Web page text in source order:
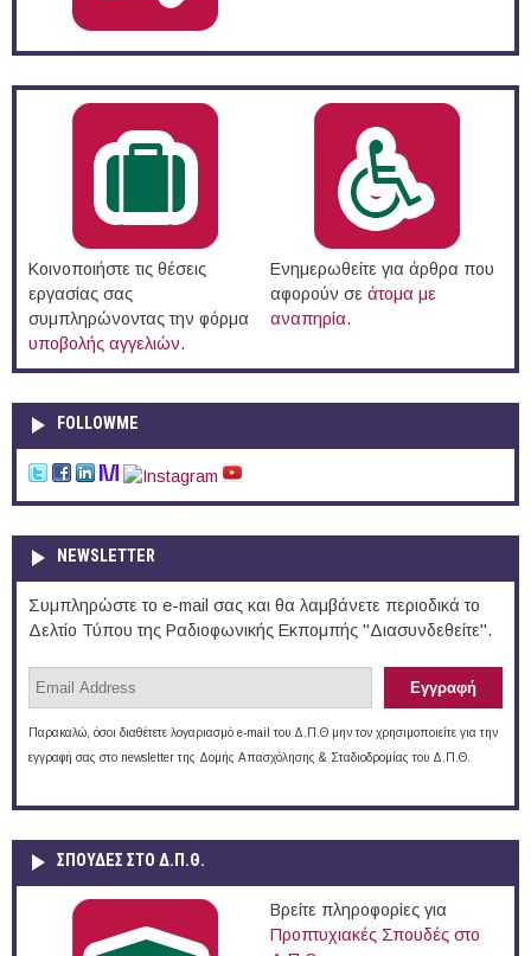
Κοινοποιήστε τις θέσεις
εργασίας σας
συμπληρώνοντας την φόρμα
υποβολής αγγελιών.
Ενημερωθείτε για άρθρα που
αφορούν σε άτομα με
αναπηρία.
FOLLOWME
NEWSLETTER
Συμπληρώστε το e-mail σας και θα λαμβάνετε περιοδικά το
Δελτίο Τύπου της Ραδιοφωνικής Εκπομπής "Διασυνδεθείτε".
Παρακαλώ, όσοι διαθέτετε λογαριασμό e-mail του Δ.Π.Θ μην τον χρησιμοποιείτε για την
εγγραφή σας στο newsletter της Δομής Απασχόλησης & Σταδιοδρομίας του Δ.Π.Θ.
ΣΠΟΥΔΈΣ ΣΤΟ Δ.Π.Θ.
Βρείτε πληροφορίες για
Προπτυχιακές Σπουδές στο